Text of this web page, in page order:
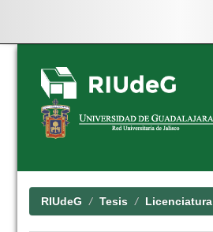
Skip
navigation
RIUdeG Tesis Licenciatura